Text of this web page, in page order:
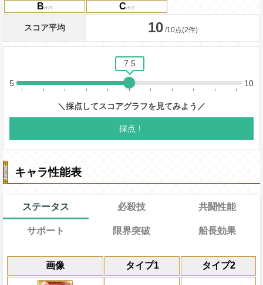
B
C
キャラ性能表
ステータス
画像 タイプ1 タイプ2
必殺技
限界突破
通常時
共闘性能
共闘性能
冒険開始時の必殺タ
サポート
効果
自分の基礎回復力の25%をサポート対象
限界突破
力
習得する効果
船長効果
通常時
各バトルごと(先制行動後)に敵ターンを1